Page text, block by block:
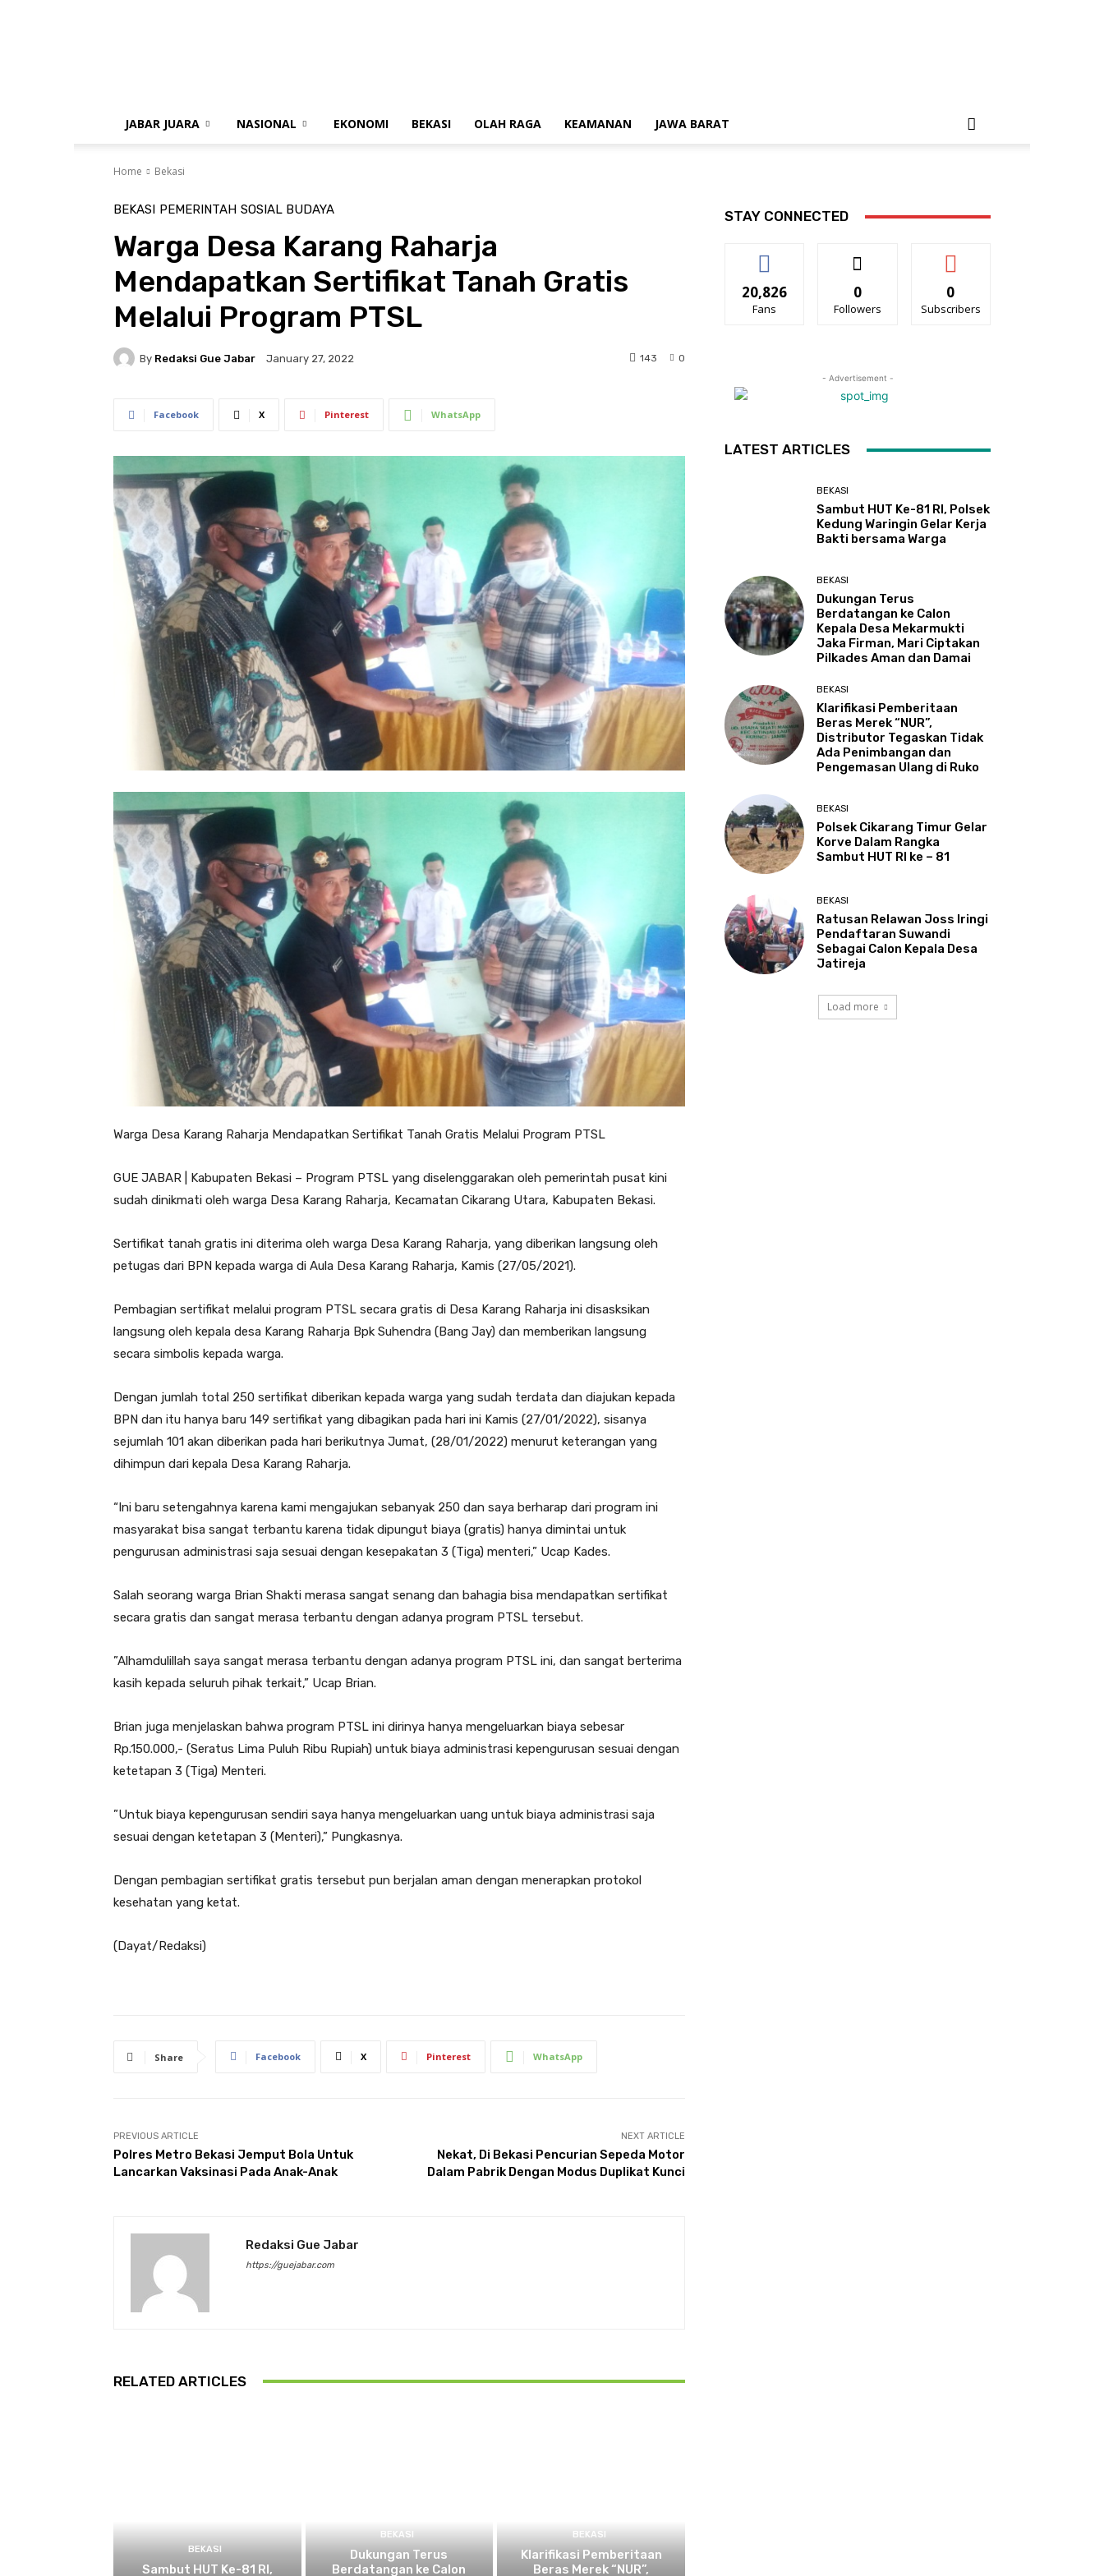
JABAR JUARA NASIONAL EKONOMI BEKASI OLAH RAGA KEAMANAN JAWA BARAT
Home Bekasi
BEKASI PEMERINTAH SOSIAL BUDAYA
Warga Desa Karang Raharja
Mendapatkan Sertifikat Tanah Gratis
Melalui Program PTSL
By Redaksi Gue Jabar January 27, 2022 0
143
Facebook X Pinterest WhatsApp
Warga Desa Karang Raharja Mendapatkan Sertifikat Tanah Gratis Melalui Program PTSL
GUE JABAR | Kabupaten Bekasi – Program PTSL yang diselenggarakan oleh pemerintah pusat kini
sudah dinikmati oleh warga Desa Karang Raharja, Kecamatan Cikarang Utara, Kabupaten Bekasi.
Sertifikat tanah gratis ini diterima oleh warga Desa Karang Raharja, yang diberikan langsung oleh
petugas dari BPN kepada warga di Aula Desa Karang Raharja, Kamis (27/05/2021).
Pembagian sertifikat melalui program PTSL secara gratis di Desa Karang Raharja ini disasksikan
langsung oleh kepala desa Karang Raharja Bpk Suhendra (Bang Jay) dan memberikan langsung
secara simbolis kepada warga.
Dengan jumlah total 250 sertifikat diberikan kepada warga yang sudah terdata dan diajukan kepada
BPN dan itu hanya baru 149 sertifikat yang dibagikan pada hari ini Kamis (27/01/2022), sisanya
sejumlah 101 akan diberikan pada hari berikutnya Jumat, (28/01/2022) menurut keterangan yang
dihimpun dari kepala Desa Karang Raharja.
“Ini baru setengahnya karena kami mengajukan sebanyak 250 dan saya berharap dari program ini
masyarakat bisa sangat terbantu karena tidak dipungut biaya (gratis) hanya dimintai untuk
pengurusan administrasi saja sesuai dengan kesepakatan 3 (Tiga) menteri,” Ucap Kades.
Salah seorang warga Brian Shakti merasa sangat senang dan bahagia bisa mendapatkan sertifikat
secara gratis dan sangat merasa terbantu dengan adanya program PTSL tersebut.
”Alhamdulillah saya sangat merasa terbantu dengan adanya program PTSL ini, dan sangat berterima
kasih kepada seluruh pihak terkait,” Ucap Brian.
Brian juga menjelaskan bahwa program PTSL ini dirinya hanya mengeluarkan biaya sebesar
Rp.150.000,- (Seratus Lima Puluh Ribu Rupiah) untuk biaya administrasi kepengurusan sesuai dengan
ketetapan 3 (Tiga) Menteri.
”Untuk biaya kepengurusan sendiri saya hanya mengeluarkan uang untuk biaya administrasi saja
sesuai dengan ketetapan 3 (Menteri),” Pungkasnya.
Dengan pembagian sertifikat gratis tersebut pun berjalan aman dengan menerapkan protokol
kesehatan yang ketat.
(Dayat/Redaksi)
Share Facebook X Pinterest WhatsApp
PREVIOUS ARTICLE
Polres Metro Bekasi Jemput Bola Untuk
Lancarkan Vaksinasi Pada Anak-Anak
NEXT ARTICLE
Nekat, Di Bekasi Pencurian Sepeda Motor
Dalam Pabrik Dengan Modus Duplikat Kunci
Redaksi Gue Jabar
https://guejabar.com
RELATED ARTICLES
BEKASI
Sambut HUT Ke-81 RI,
BEKASI
Dukungan Terus
Berdatangan ke Calon
BEKASI
Klarifikasi Pemberitaan
Beras Merek “NUR”,
STAY CONNECTED
20,826
Fans
0
Followers
0
Subscribers
- Advertisement -
LATEST ARTICLES
BEKASI
Sambut HUT Ke-81 RI, Polsek
Kedung Waringin Gelar Kerja
Bakti bersama Warga
BEKASI
Dukungan Terus
Berdatangan ke Calon
Kepala Desa Mekarmukti
Jaka Firman, Mari Ciptakan
Pilkades Aman dan Damai
BEKASI
Klarifikasi Pemberitaan
Beras Merek “NUR”,
Distributor Tegaskan Tidak
Ada Penimbangan dan
Pengemasan Ulang di Ruko
BEKASI
Polsek Cikarang Timur Gelar
Korve Dalam Rangka
Sambut HUT RI ke – 81
BEKASI
Ratusan Relawan Joss Iringi
Pendaftaran Suwandi
Sebagai Calon Kepala Desa
Jatireja
Load more